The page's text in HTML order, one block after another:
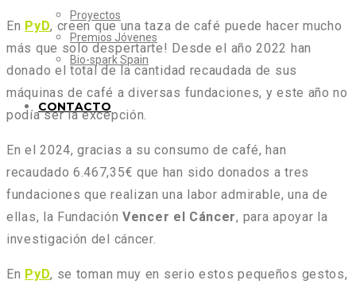
Proyectos
Premios Jóvenes
Bio-spark Spain
CONTACTO
En PyD, creen que una taza de café puede hacer mucho
más que solo despertarte! Desde el año 2022 han
donado el total de la cantidad recaudada de sus
máquinas de café a diversas fundaciones, y este año no
podía ser la excepción.
En el 2024, gracias a su consumo de café, han
recaudado 6.467,35€ que han sido donados a tres
fundaciones que realizan una labor admirable, una de
ellas, la Fundación Vencer el Cáncer, para apoyar la
investigación del cáncer.
En PyD, se toman muy en serio estos pequeños gestos,